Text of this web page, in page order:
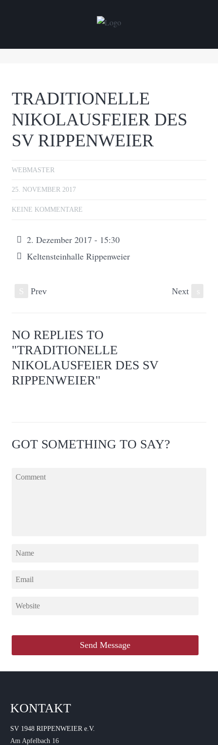
TRADITIONELLE
NIKOLAUSFEIER DES
SV RIPPENWEIER
WEBMASTER
25. NOVEMBER 2017
KEINE KOMMENTARE
2. Dezember 2017 - 15:30
Keltensteinhalle Rippenweier
Prev Next
NO REPLIES TO
"TRADITIONELLE
NIKOLAUSFEIER DES SV
RIPPENWEIER"
GOT SOMETHING TO SAY?
KONTAKT
SV 1948 RIPPENWEIER e.V.
Am Apfelbach 16